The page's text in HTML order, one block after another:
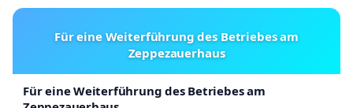
Für eine Weiterführung des Betriebes am
Zeppezauerhaus
Für eine Weiterführung des Betriebes am